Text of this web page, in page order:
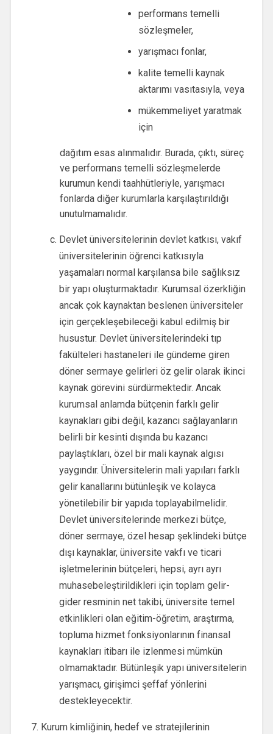
performans temelli
sözleşmeler,
yarışmacı fonlar,
kalite temelli kaynak
aktarımı vasıtasıyla, veya
mükemmeliyet yaratmak
için
dağıtım esas alınmalıdır. Burada, çıktı, süreç
ve performans temelli sözleşmelerde
kurumun kendi taahhütleriyle, yarışmacı
fonlarda diğer kurumlarla karşılaştırıldığı
unutulmamalıdır.
Devlet üniversitelerinin devlet katkısı, vakıf
üniversitelerinin öğrenci katkısıyla
yaşamaları normal karşılansa bile sağlıksız
bir yapı oluşturmaktadır. Kurumsal özerkliğin
ancak çok kaynaktan beslenen üniversiteler
için gerçekleşebileceği kabul edilmiş bir
husustur. Devlet üniversitelerindeki tıp
fakülteleri hastaneleri ile gündeme giren
döner sermaye gelirleri öz gelir olarak ikinci
kaynak görevini sürdürmektedir. Ancak
kurumsal anlamda bütçenin farklı gelir
kaynakları gibi değil, kazancı sağlayanların
belirli bir kesinti dışında bu kazancı
paylaştıkları, özel bir mali kaynak algısı
yaygındır. Üniversitelerin mali yapıları farklı
gelir kanallarını bütünleşik ve kolayca
yönetilebilir bir yapıda toplayabilmelidir.
Devlet üniversitelerinde merkezi bütçe,
döner sermaye, özel hesap şeklindeki bütçe
dışı kaynaklar, üniversite vakfı ve ticari
işletmelerinin bütçeleri, hepsi, ayrı ayrı
muhasebeleştirildikleri için toplam gelir-
gider resminin net takibi, üniversite temel
etkinlikleri olan eğitim-öğretim, araştırma,
topluma hizmet fonksiyonlarının finansal
kaynakları itibarı ile izlenmesi mümkün
olmamaktadır. Bütünleşik yapı üniversitelerin
yarışmacı, girişimci şeffaf yönlerini
destekleyecektir.
Kurum kimliğinin, hedef ve stratejilerinin